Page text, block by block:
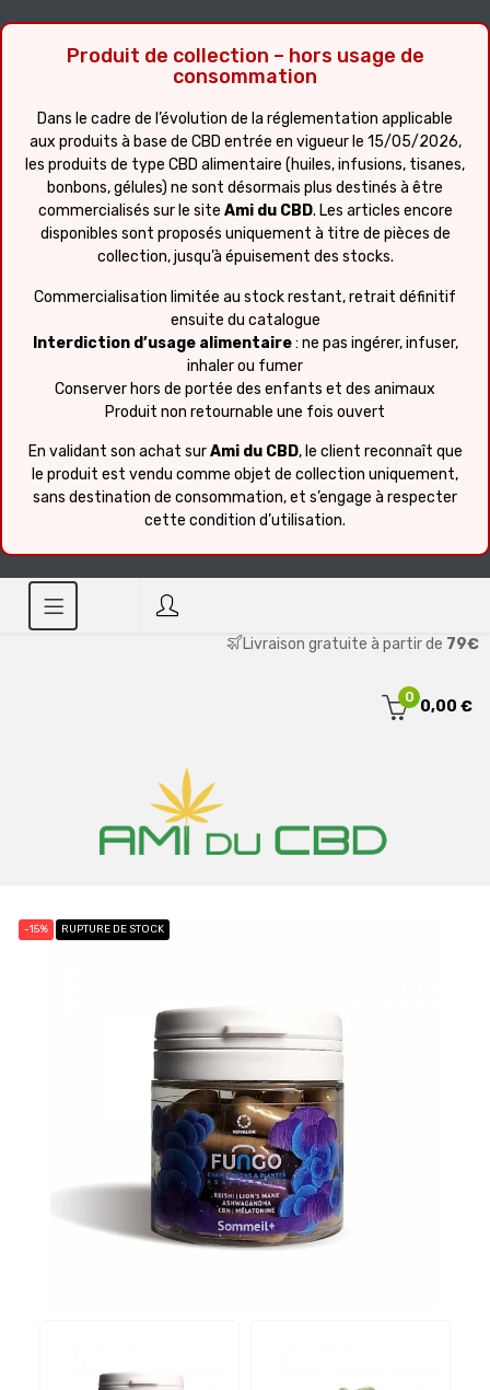
Produit de collection – hors usage de
consommation
Dans le cadre de l’évolution de la réglementation applicable
aux produits à base de CBD entrée en vigueur le 15/05/2026,
les produits de type CBD alimentaire (huiles, infusions, tisanes,
bonbons, gélules) ne sont désormais plus destinés à être
commercialisés sur le site Ami du CBD. Les articles encore
disponibles sont proposés uniquement à titre de pièces de
collection, jusqu’à épuisement des stocks.
Commercialisation limitée au stock restant, retrait définitif
ensuite du catalogue
Interdiction d’usage alimentaire: ne pas ingérer, infuser,
inhaler ou fumer
Conserver hors de portée des enfants et des animaux
Produit non retournable une fois ouvert
En validant son achat surAmi du CBD, le client reconnaît que
le produit est vendu comme objet de collection uniquement,
sans destination de consommation, et s’engage à respecter
cette condition d’utilisation.
Livraison gratuite à partir de 79€
0
0,00 €
-15% RUPTURE DE STOCK